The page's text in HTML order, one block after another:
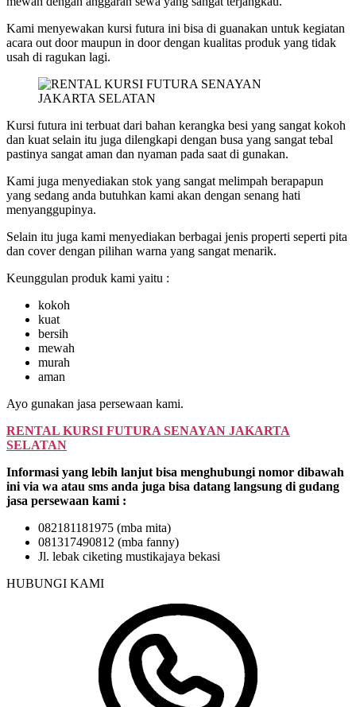
Kami menyewakan kursi futura ini bisa di guanakan untuk kegiatan
acara out door maupun in door dengan kualitas produk yang tidak
usah di ragukan lagi.
Kursi futura ini terbuat dari bahan kerangka besi yang sangat kokoh
dan kuat selain itu juga dilengkapi dengan busa yang sangat tebal
pastinya sangat aman dan nyaman pada saat di gunakan.
Kami juga menyediakan stok yang sangat melimpah berapapun
yang sedang anda butuhkan kami akan dengan senang hati
menyanggupinya.
Selain itu juga kami menyediakan berbagai jenis properti seperti pita
dan cover dengan pilihan warna yang sangat menarik.
Keunggulan produk kami yaitu :
kokoh
kuat
bersih
mewah
murah
aman
Ayo gunakan jasa persewaan kami.
RENTAL KURSI FUTURA SENAYAN JAKARTA
SELATAN
Informasi yang lebih lanjut bisa menghubungi nomor dibawah
ini via wa atau sms anda juga bisa datang langsung di gudang
jasa persewaan kami :
082181181975 (mba mita)
081317490812 (mba fanny)
Jl. lebak ciketing mustikajaya bekasi
HUBUNGI KAMI